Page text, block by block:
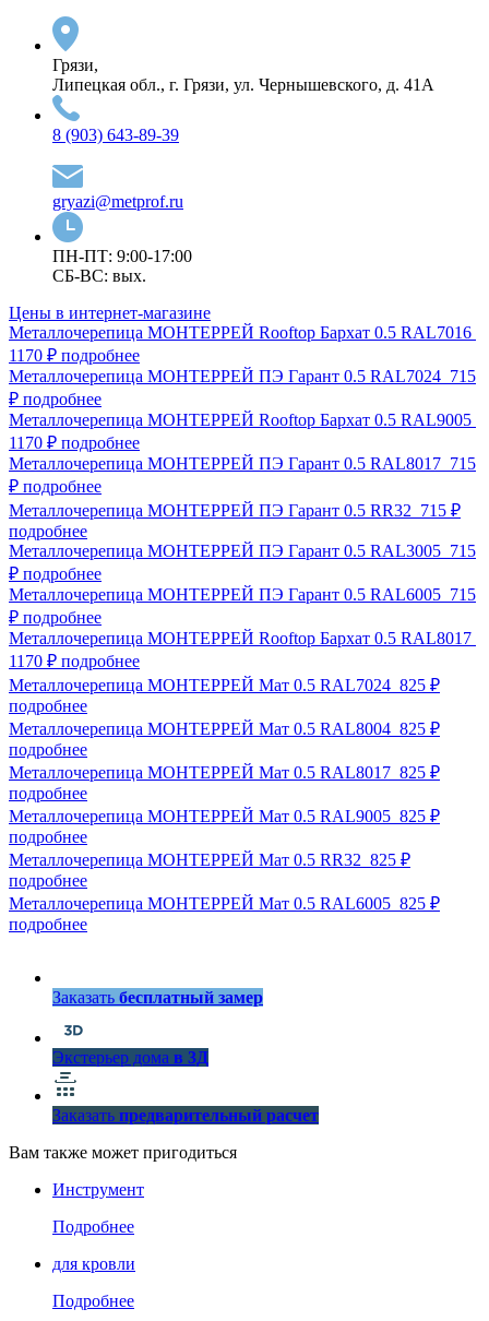
Грязи,
Липецкая обл., г. Грязи, ул. Чернышевского, д. 41А
8 (903) 643-89-39
gryazi@metprof.ru
ПН-ПТ: 9:00-17:00
СБ-ВС: вых.
Цены в интернет-магазине
Металлочерепица МОНТЕРРЕЙ Rooftop Бархат 0.5 RAL7016
1170 ₽ подробнее
Металлочерепица МОНТЕРРЕЙ ПЭ Гарант 0.5 RAL7024 715
₽ подробнее
Металлочерепица МОНТЕРРЕЙ Rooftop Бархат 0.5 RAL9005
1170 ₽ подробнее
Металлочерепица МОНТЕРРЕЙ ПЭ Гарант 0.5 RAL8017 715
₽ подробнее
Металлочерепица МОНТЕРРЕЙ ПЭ Гарант 0.5 RR32 715 ₽
подробнее
Металлочерепица МОНТЕРРЕЙ ПЭ Гарант 0.5 RAL3005 715
₽ подробнее
Металлочерепица МОНТЕРРЕЙ ПЭ Гарант 0.5 RAL6005 715
₽ подробнее
Металлочерепица МОНТЕРРЕЙ Rooftop Бархат 0.5 RAL8017
1170 ₽ подробнее
Металлочерепица МОНТЕРРЕЙ Мат 0.5 RAL7024 825 ₽
подробнее
Металлочерепица МОНТЕРРЕЙ Мат 0.5 RAL8004 825 ₽
подробнее
Металлочерепица МОНТЕРРЕЙ Мат 0.5 RAL8017 825 ₽
подробнее
Металлочерепица МОНТЕРРЕЙ Мат 0.5 RAL9005 825 ₽
подробнее
Металлочерепица МОНТЕРРЕЙ Мат 0.5 RR32 825 ₽
подробнее
Металлочерепица МОНТЕРРЕЙ Мат 0.5 RAL6005 825 ₽
подробнее
Заказать бесплатный замер
Экстерьер дома в 3Д
Заказать предварительный расчет
Вам также может пригодиться
Инструмент
Подробнее
для кровли
Подробнее